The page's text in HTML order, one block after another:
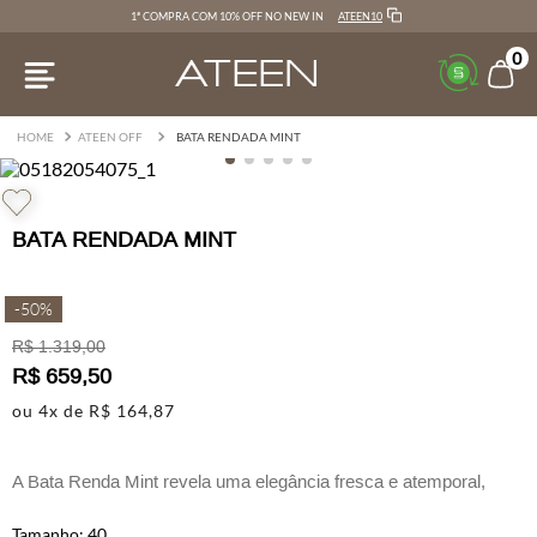
1ª COMPRA COM 10% OFF NO NEW IN ATEEN10
0
ATEEN OFF BATA RENDADA MINT
BATA RENDADA MINT
-50%
R$ 1.319,00
R$ 659,50
ou 4x de R$ 164,87
A Bata Renda Mint revela uma elegância fresca e atemporal,
bordados florais em relevo.